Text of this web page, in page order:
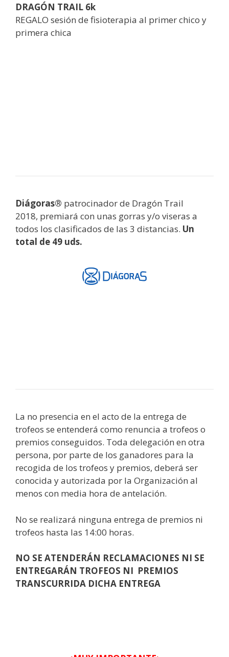
DRAGÓN TRAIL 6k
REGALO sesión de fisioterapia al primer chico y
primera chica
Diágoras® patrocinador de Dragón Trail
2018, premiará con unas gorras y/o viseras a
todos los clasificados de las 3 distancias. Un
total de 49 uds.
La no presencia en el acto de la entrega de
trofeos se entenderá como renuncia a trofeos o
premios conseguidos. Toda delegación en otra
persona, por parte de los ganadores para la
recogida de los trofeos y premios, deberá ser
conocida y autorizada por la Organización al
menos con media hora de antelación.
No se realizará ninguna entrega de premios ni
trofeos hasta las 14:00 horas.
NO SE ATENDERÁN RECLAMACIONES NI SE
ENTREGARÁN TROFEOS NI PREMIOS
TRANSCURRIDA DICHA ENTREGA